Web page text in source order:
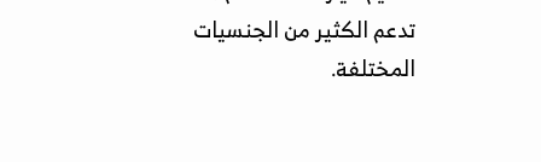
تدعم الكثير من الجنسيات
المختلفة.